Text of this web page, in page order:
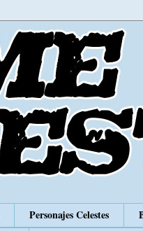
Personajes Celestes